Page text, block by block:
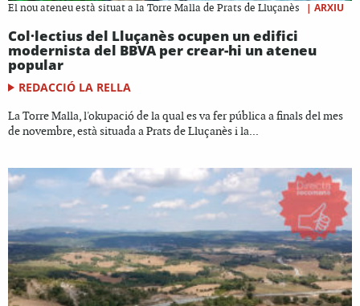
El nou ateneu està situat a la Torre Malla de Prats de Lluçanès | ARXIU
Col·lectius del Lluçanès ocupen un edifici
modernista del BBVA per crear-hi un ateneu
popular
REDACCIÓ LA RELLA
La Torre Malla, l'okupació de la qual es va fer pública a finals del mes
de novembre, està situada a Prats de Lluçanès i la...